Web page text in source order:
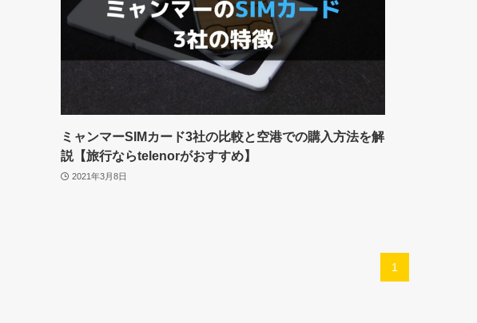
ミャンマーSIMカード3社の比較と空港での購入方法を解
説【旅行ならtelenorがおすすめ】
2021年3月8日
1